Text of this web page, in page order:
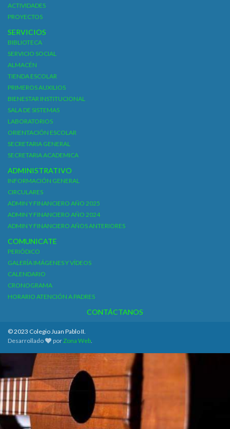
ACTIVIDADES
PROYECTOS
SERVICIOS
BIBLIOTECA
SERVICIO SOCIAL
ALMACÉN
TIENDA ESCOLAR
PRIMEROS AUXILIOS
BIENESTAR INSTITUCIONAL
SALA DE SISTEMAS
LABORATORIOS
ORIENTACIÓN ESCOLAR
SECRETARIA GENERAL
SECRETARIA ACADEMICA
ADMINISTRATIVO
INFORMACIÓN GENERAL
CIRCULARES
ADMIN Y FINANCIERO AÑO 2025
ADMIN Y FINANCIERO AÑO 2024
ADMIN Y FINANCIERO AÑOS ANTERIORES
COMUNICATE
PERIÓDICO
GALERÍA IMÁGENES Y VÍDEOS
CALENDARIO
CRONOGRAMA
HORARIO ATENCIÓN A PADRES
CONTÁCTANOS
© 2023 Colegio Juan Pablo II.
Desarrollado
por Zona Web